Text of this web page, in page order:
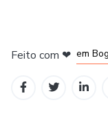
Feito com ❤ em